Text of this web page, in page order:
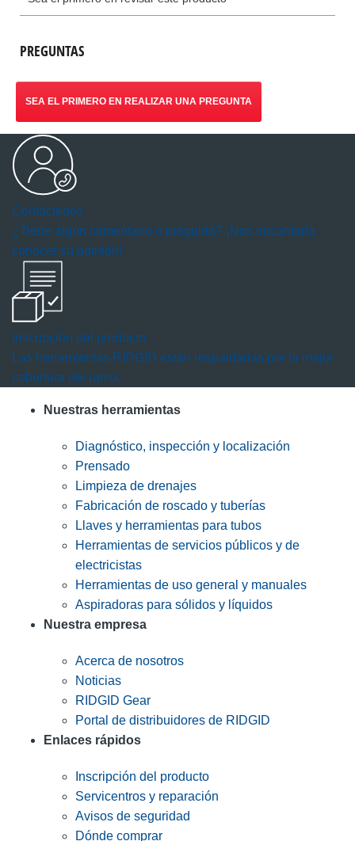
PREGUNTAS
SEA EL PRIMERO EN REALIZAR UNA PREGUNTA
Contáctenos
¿Tiene algún comentario o pregunta? ¡Nos encantaría
conocer su opinión!
Inscripción del producto
Las herramientas RIDGID están respaldadas por la mejor
cobertura del ramo.
Nuestras herramientas
Diagnóstico, inspección y localización
Prensado
Limpieza de drenajes
Fabricación de roscado y tuberías
Llaves y herramientas para tubos
Herramientas de servicios públicos y de
electricistas
Herramientas de uso general y manuales
Aspiradoras para sólidos y líquidos
Nuestra empresa
Acerca de nosotros
Noticias
RIDGID Gear
Portal de distribuidores de RIDGID
Enlaces rápidos
Inscripción del producto
Servicentros y reparación
Avisos de seguridad
Dónde comprar